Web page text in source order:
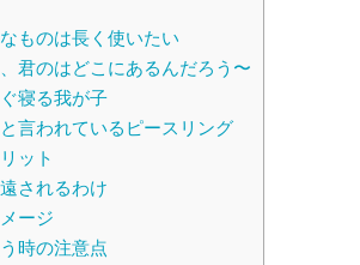
ものは長く使いたい
君のはどこにあるんだろう〜
寝る我が子
言われているピースリング
ット
されるわけ
ージ
時の注意点